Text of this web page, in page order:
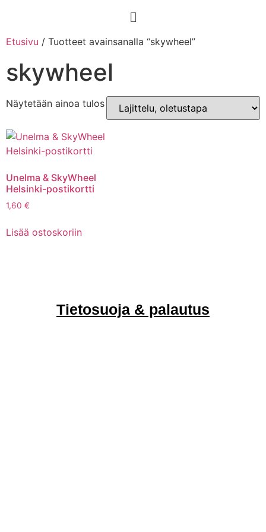
Etusivu / Tuotteet avainsanalla “skywheel”
skywheel
Näytetään ainoa tulos
Unelma & SkyWheel
Helsinki-postikortti
1,60 €
Lisää ostoskoriin
Tietosuoja & palautus